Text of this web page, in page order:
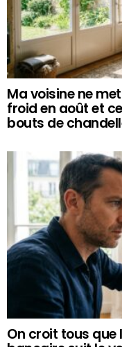
Ma voisine ne
froid en août et
bouts de
On croit tous que